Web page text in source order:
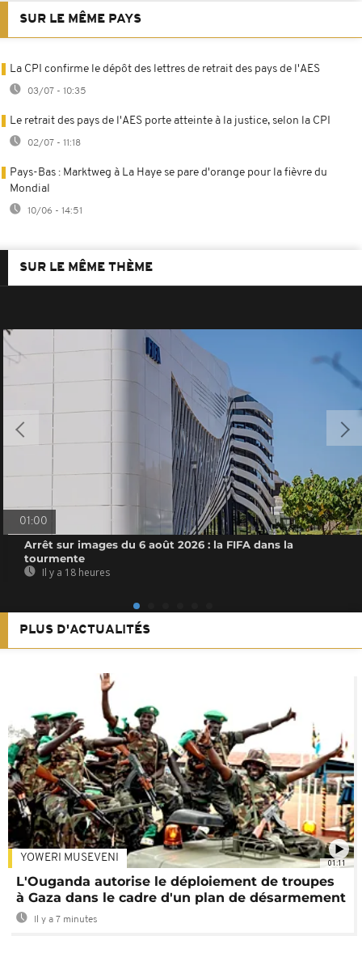
SUR LE MÊME PAYS
La CPI confirme le dépôt des lettres de retrait des pays de l'AES
03/07 - 10:35
Le retrait des pays de l'AES porte atteinte à la justice, selon la CPI
02/07 - 11:18
Pays-Bas : Marktweg à La Haye se pare d'orange pour la fièvre du
Mondial
10/06 - 14:51
SUR LE MÊME THÈME
01:00
Arrêt sur images du 6 août 2026 : la FIFA dans la
tourmente
Il y a 18 heures
PLUS D'ACTUALITÉS
01:11
YOWERI MUSEVENI
L'Ouganda autorise le déploiement de troupes
à Gaza dans le cadre d'un plan de désarmement
Il y a 7 minutes